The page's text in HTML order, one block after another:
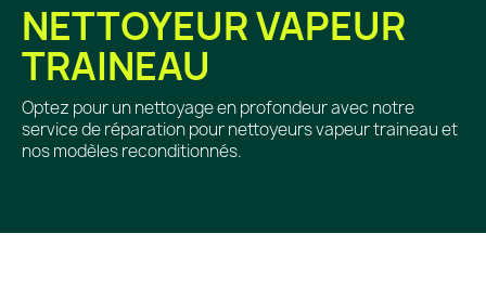
NETTOYEUR VAPEUR
TRAINEAU
Optez pour un nettoyage en profondeur avec notre
service de réparation pour nettoyeurs vapeur traineau et
nos modèles reconditionnés.